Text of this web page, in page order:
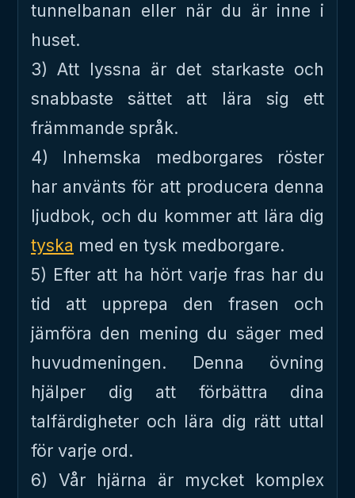
tunnelbanan eller när du är inne i
huset.
3) Att lyssna är det starkaste och
snabbaste sättet att lära sig ett
främmande språk.
4) Inhemska medborgares röster
har använts för att producera denna
ljudbok, och du kommer att lära dig
tyska med en tysk medborgare.
5) Efter att ha hört varje fras har du
tid att upprepa den frasen och
jämföra den mening du säger med
huvudmeningen. Denna övning
hjälper dig att förbättra dina
talfärdigheter och lära dig rätt uttal
för varje ord.
6) Vår hjärna är mycket komplex